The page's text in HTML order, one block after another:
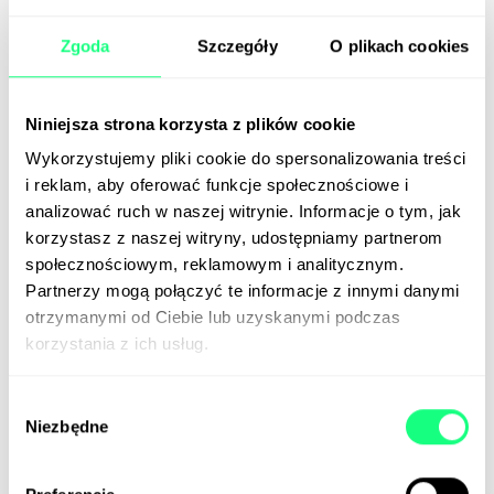
Zgoda Szczegóły O plikach cookies
Niniejsza strona korzysta z plików cookie
Wykorzystujemy pliki cookie do spersonalizowania treści
i reklam, aby oferować funkcje społecznościowe i
analizować ruch w naszej witrynie. Informacje o tym, jak
korzystasz z naszej witryny, udostępniamy partnerom
społecznościowym, reklamowym i analitycznym.
Partnerzy mogą połączyć te informacje z innymi danymi
otrzymanymi od Ciebie lub uzyskanymi podczas
korzystania z ich usług.
zgody
Niezbędne
subskrypcję, w pierwszych trzech miesiącach tego
roku spadła o 215 tys. Brytyjczycy rezygnują z
powodu inflacji.
📰The Financial Times(Paywall)
📰The Guardian
TV za darmo od Amazona
IMDb TV, bezpłatna platforma streamingowa od
serwisy mają problemy z odpływem użytkowników,
rozwijanie tańszej lub całkiem darmowej oferty